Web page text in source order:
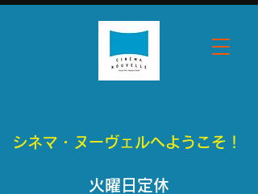
シネマ・ヌーヴェルへようこそ！
​火曜日定休